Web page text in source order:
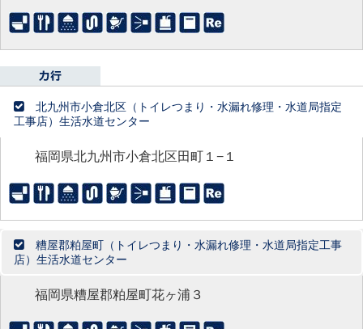
北九州市小倉北区（トイレつまり・水漏れ修理・水道局指定
工事店）生活水道センター
福岡県北九州市小倉北区田町１−１
糟屋郡粕屋町（トイレつまり・水漏れ修理・水道局指定工事
店）生活水道センター
福岡県糟屋郡粕屋町花ヶ浦３